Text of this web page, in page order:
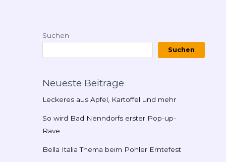
Suchen
Suchen
Neueste Beiträge
Leckeres aus Apfel, Kartoffel und mehr
So wird Bad Nenndorfs erster Pop-up-
Rave
Bella Italia Thema beim Pohler Erntefest